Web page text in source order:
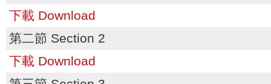
下載 Download
第二節 Section 2
下載 Download